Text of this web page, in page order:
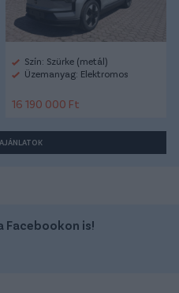
Szín: Szürke (metál)
Üzemanyag: Elektromos
16 190 000 Ft
Facebookon is!